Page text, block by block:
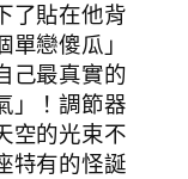
了貼在他背
戀傻瓜」
己最真實的
」！調節器
空的光束不
特有的怪誕